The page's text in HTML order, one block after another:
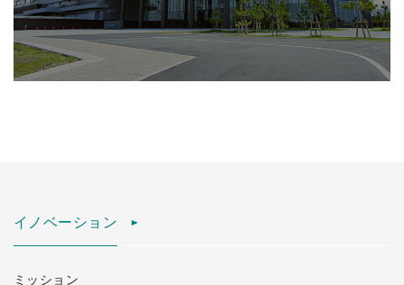
イノベーション
ミッション